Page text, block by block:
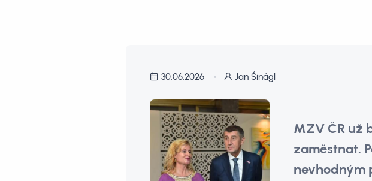
30.06.2026 Jan Šinágl
MZV ČR už
zaměstnat.
nevhodným